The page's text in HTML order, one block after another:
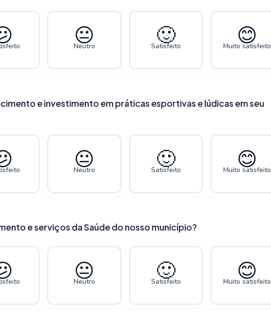
😐
Neutro 🙂
Satisfeito 😊
Muito satisfeito
e investimento em práticas esportivas e lúdicas em seu
😐
Neutro 🙂
Satisfeito 😊
Muito satisfeito
e serviços da Saúde do nosso município?
😐
Neutro 🙂
Satisfeito 😊
Muito satisfeito